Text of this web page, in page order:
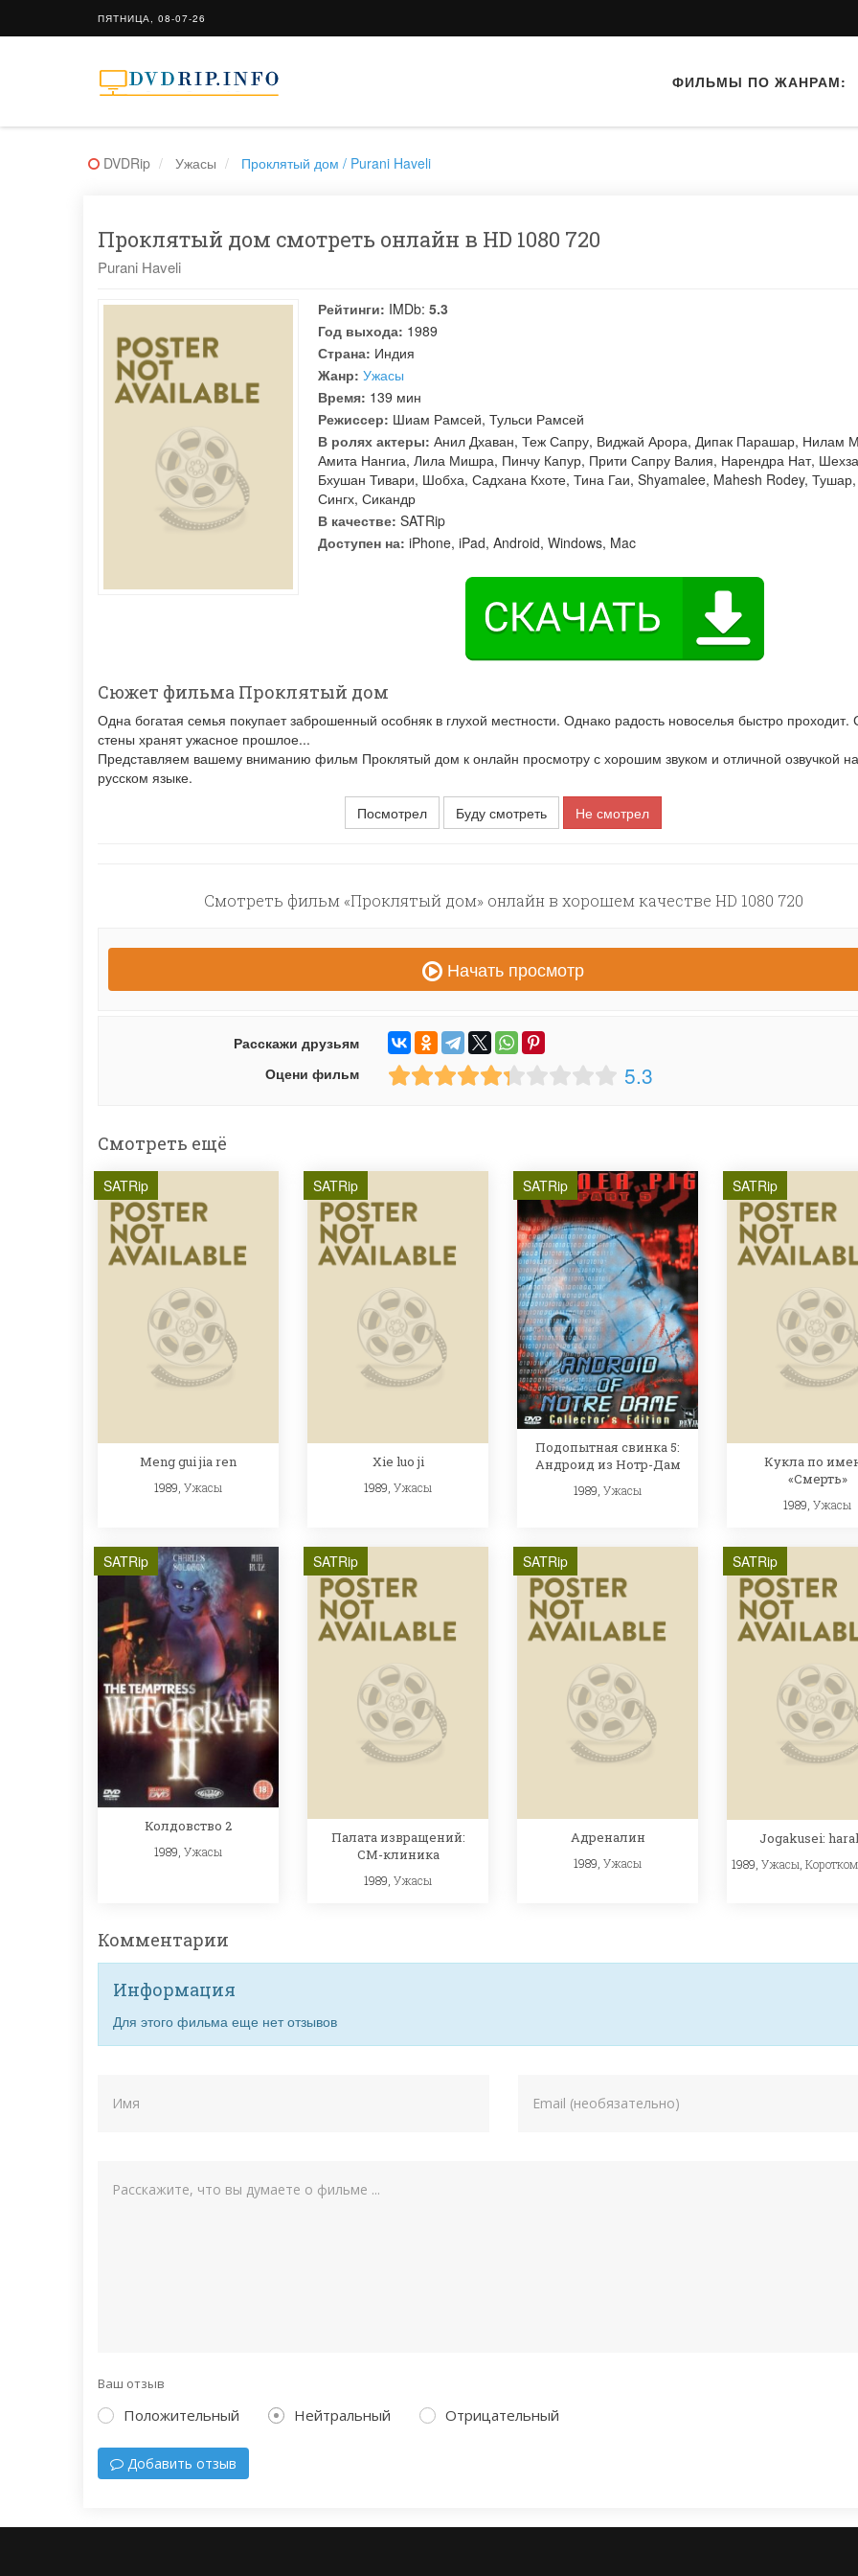
ПЯТНИЦА, 08-07-26
ФИЛЬМЫ ПО ЖАНРАМ:
DVDRip Ужасы Проклятый дом / Purani Haveli
Проклятый дом смотреть онлайн в HD 1080 720
Purani Haveli
Рейтинги: IMDb: 5.3
Год выхода: 1989
Страна: Индия
Жанр: Ужасы
Время: 139 мин
Режиссер: Шиам Рамсей, Тульси Рамсей
В ролях актеры: Анил Дхаван, Теж Сапру, Виджай Арора, Дипак Парашар, Нилам
Амита Нангиа, Лила Мишра, Пинчу Капур, Прити Сапру Валия, Нарендра Нат,
Бхушан Тивари, Шобха, Садхана Кхоте, Тина Гаи, Shyamalee, Mahesh Rodey, Тушар
Сингх, Сикандр
В качестве: SATRip
Доступен на: iPhone, iPad, Android, Windows, Mac
Сюжет фильма Проклятый дом
Одна богатая семья покупает заброшенный особняк в глухой местности. Однако радость новоселья быстро проходит.
стены хранят ужасное прошлое...
Представляем вашему вниманию фильм Проклятый дом к онлайн просмотру с хорошим звуком и отличной озвучкой на
русском языке.
Посмотрел
Буду смотреть Не смотрел
Смотреть фильм «Проклятый дом» онлайн в хорошем качестве HD 1080 720
Начать просмотр
Расскажи друзьям
Оцени фильм
5.3
Смотреть ещё
SATRip
Meng gui jia ren
1989, Ужасы
SATRip
Xie luo ji
1989, Ужасы
SATRip
Подопытная свинка 5:
Андроид из Нотр-Дам
1989, Ужасы
SATRip
Кукла по
«Смерть»
1989, Ужасы
SATRip
Колдовство 2
1989, Ужасы
SATRip
Палата извращений:
СМ-клиника
1989, Ужасы
SATRip
Адреналин
1989, Ужасы
SATRip
Jogakusei:
1989, Ужасы
Комментарии
Информация
Для этого фильма еще нет отзывов
Ваш отзыв
Положительный Нейтральный Отрицательный
Добавить отзыв